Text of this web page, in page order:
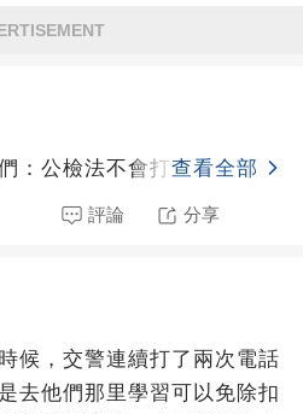
：公檢法不會打電話辦案。
查看全部
評論 分享
候，交警連續打了兩次電話
去他們那里學習可以免除扣